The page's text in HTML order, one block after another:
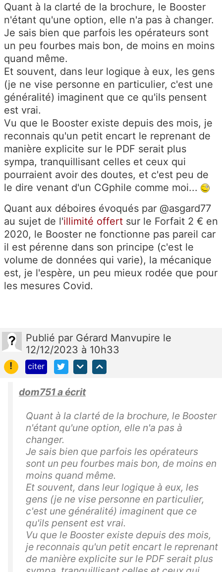
Quant à la clarté de la brochure, le Booster
n'étant qu'une option, elle n'a pas à changer.
Je sais bien que parfois les opérateurs sont
un peu fourbes mais bon, de moins en moins
quand même.
Et souvent, dans leur logique à eux, les gens
(je ne vise personne en particulier, c'est une
généralité) imaginent que ce qu'ils pensent
est vrai.
Vu que le Booster existe depuis des mois, je
reconnais qu'un petit encart le reprenant de
manière explicite sur le PDF serait plus
sympa, tranquillisant celles et ceux qui
pourraient avoir des doutes, et c'est peu de
le dire venant d'un CGphile comme moi...
Quant aux déboires évoqués par @asgard77
au sujet de l'illimité offert sur le Forfait 2 € en
2020, le Booster ne fonctionne pas pareil car
il est pérenne dans son principe (c'est le
volume de données qui varie), la mécanique
est, je l'espère, un peu mieux rodée que pour
les mesures Covid.
Publié par Gérard Manvupire le
12/12/2023 à 10h33
!
citer
dom751 a écrit
Quant à la clarté de la brochure, le Booster
n'étant qu'une option, elle n'a pas à
changer.
Je sais bien que parfois les opérateurs
sont un peu fourbes mais bon, de moins en
moins quand même.
Et souvent, dans leur logique à eux, les
gens (je ne vise personne en particulier,
c'est une généralité) imaginent que ce
qu'ils pensent est vrai.
Vu que le Booster existe depuis des mois,
je reconnais qu'un petit encart le reprenant
de manière explicite sur le PDF serait plus